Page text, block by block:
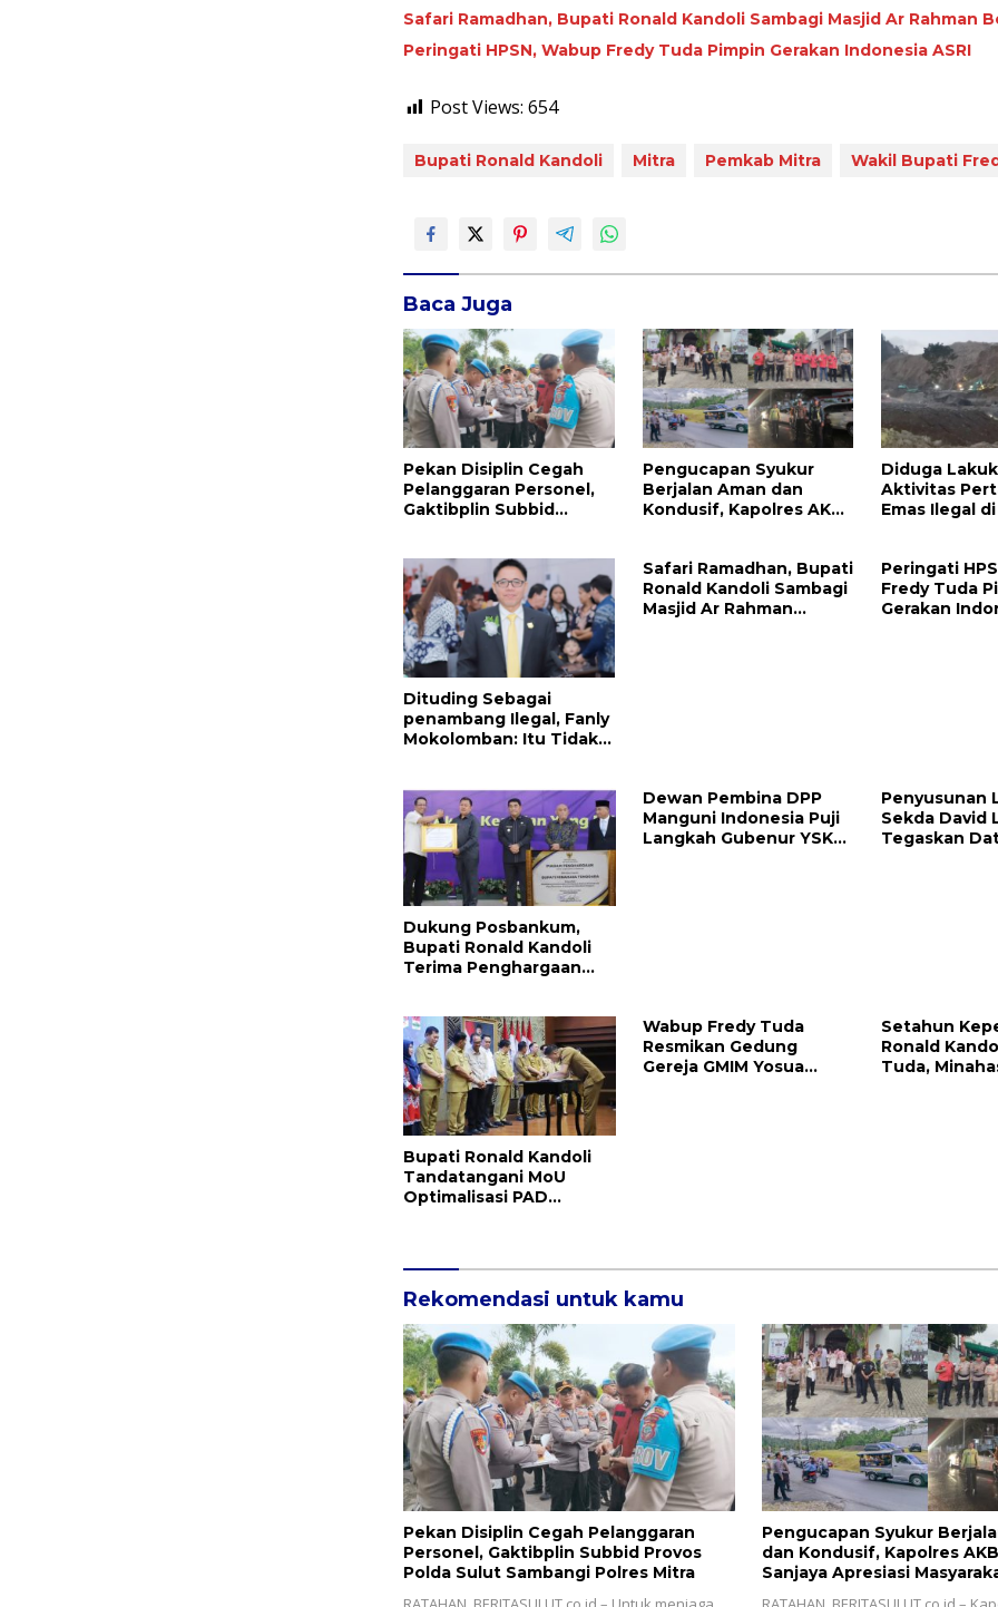
Safari Ramadhan, Bupati Ronald Kandoli Sambagi Masjid Ar Rahman
Peringati HPSN, Wabup Fredy Tuda Pimpin Gerakan Indonesia ASRI
Post Views: 654
Bupati Ronald Kandoli Mitra Pemkab Mitra Wakil Bupati
Baca Juga
Pekan Disiplin Cegah
Pelanggaran Personel,
Gaktibplin Subbid
Pengucapan Syukur
Berjalan Aman dan
Kondusif, Kapolres AKBP
Mitra
Diduga
Aktivitas
Emas Ilegal
Tangkap
Dituding Sebagai
penambang Ilegal, Fanly
Mokolomban: Itu Tidak
Safari Ramadhan, Bupati
Ronald Kandoli Sambagi
Masjid Ar Rahman
Peringati
Fredy Tuda
Gerakan
Dukung Posbankum,
Bupati Ronald Kandoli
Terima Penghargaan
Dewan Pembina DPP
Manguni Indonesia Puji
Langkah Gubenur YSK
Penyusunan
Sekda David
Tegaskan
Bupati Ronald Kandoli
Tandatangani MoU
Optimalisasi PAD
Wabup Fredy Tuda
Resmikan Gedung
Gereja GMIM Yosua
Setahun
Ronald
Tuda,
Rekomendasi untuk kamu
Pekan Disiplin Cegah Pelanggaran
Personel, Gaktibplin Subbid Provos
Polda Sulut Sambangi ‎Polres Mitra
Pengucapan Syukur
dan Kondusif, Kapolres
Sanjaya Apresiasi